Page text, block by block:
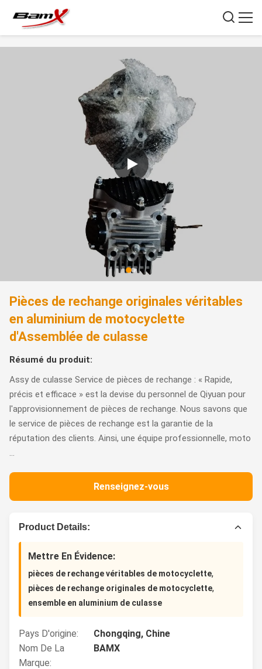
Pièces de rechange originales véritables
en aluminium de motocyclette
d'Assemblée de culasse
Résumé du produit:
Assy de culasse Service de pièces de rechange : « Rapide,
précis et efficace » est la devise du personnel de Qiyuan pour
l'approvisionnement de pièces de rechange. Nous savons que
le service de pièces de rechange est la garantie de la
réputation des clients. Ainsi, une équipe professionnelle, moto
...
Renseignez-vous
Product Details:
Mettre En Évidence:
pièces de rechange véritables de motocyclette,
pièces de rechange originales de motocyclette,
ensemble en aluminium de culasse
Pays D'origine:
Chongqing, Chine
Nom De La
Marque:
BAMX